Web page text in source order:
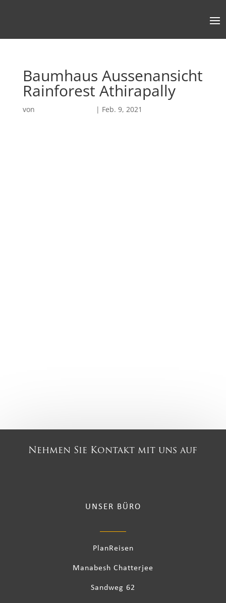
Baumhaus Aussenansicht
Rainforest Athirapally
von | Feb. 9, 2021
Nehmen Sie Kontakt mit uns auf
UNSER BÜRO
PlanReisen
Manabesh Chatterjee
Sandweg 62